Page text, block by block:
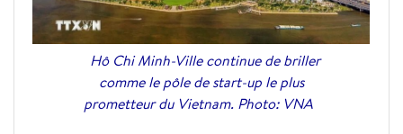
Hô Chi Minh-Ville continue de briller
comme le pôle de start-up le plus
prometteur du Vietnam. Photo: VNA